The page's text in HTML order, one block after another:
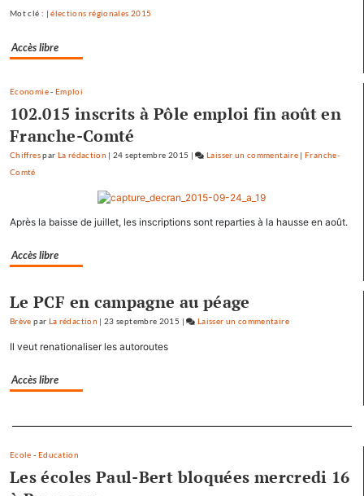
Mot clé : |élections régionales 2015
Accès libre
Economie- Emploi
102.015 inscrits à Pôle emploi fin août en
Franche-Comté
Chiffrespar La rédaction |24 septembre 2015 | Laisser un commentaire on
le
|Franche-
Comté
Après la baisse de juillet, les inscriptions sont reparties à la hausse en août.
Accès libre
Le PCF en campagne au péage
Brève par La rédaction |23 septembre 2015 | Laisser un commentaireon
Tauzin
Il veut renationaliser les autoroutes
Accès libre
Separateur
Ecole - Education
Les écoles Paul-Bert bloquées mercredi 16